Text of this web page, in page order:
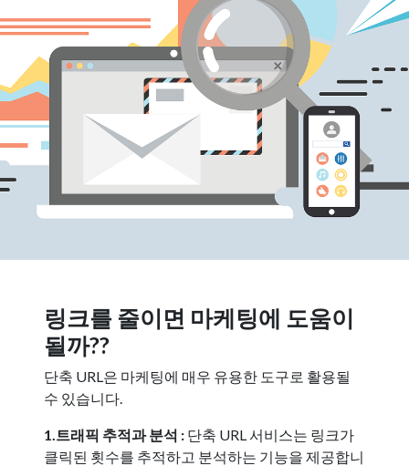
링크를 줄이면 마케팅에 도움이
될까??
단축 URL은 마케팅에 매우 유용한 도구로 활용될
수 있습니다.
1.트래픽 추적과 분석 : 단축 URL 서비스는 링크가
클릭된 횟수를 추적하고 분석하는 기능을 제공합니